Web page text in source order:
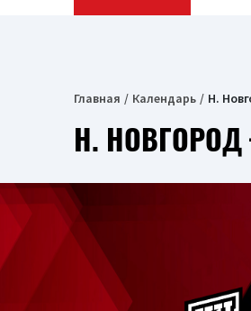
Главная Календарь Н.
Н.